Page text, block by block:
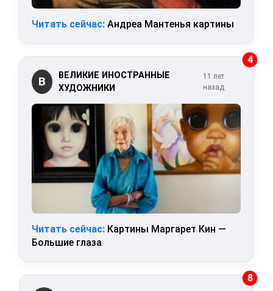
Читать сейчас: Андреа Мантенья картины
4
В
ВЕЛИКИЕ ИНОСТРАННЫЕ
ХУДОЖНИКИ
11 лет
назад
Читать сейчас: Картины Маргарет Кин —
Большие глаза
8